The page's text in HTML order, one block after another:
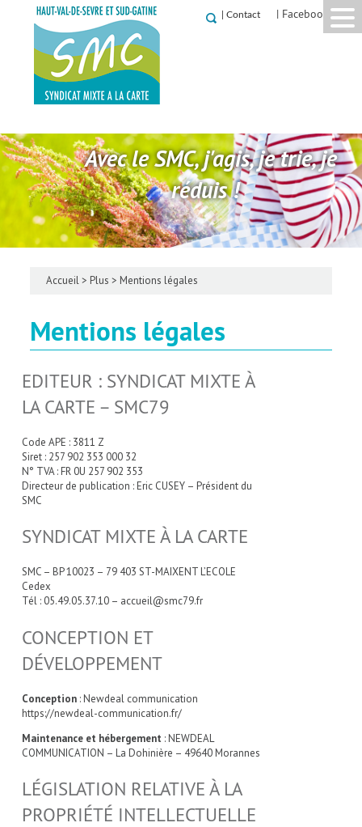
Contact | Facebook
Avec le SMC, j'agis, je trie, je
réduis !
Accueil> Plus > Mentions légales
Mentions légales
EDITEUR : SYNDICAT MIXTE À
LA CARTE – SMC79
Code APE : 3811 Z
Siret : 257 902 353 000 32
N° TVA : FR 0U 257 902 353
Directeur de publication : Eric CUSEY – Président du
SMC
SYNDICAT MIXTE À LA CARTE
SMC – BP 10023 – 79 403 ST-MAIXENT L’ECOLE
Cedex
Tél : 05.49.05.37.10 – accueil@smc79.fr
CONCEPTION ET
DÉVELOPPEMENT
Conception: Newdeal communication
https://newdeal-communication.fr/
Maintenance et hébergement : NEWDEAL
COMMUNICATION – La Dohinière – 49640 Morannes
LÉGISLATION RELATIVE À LA
PROPRIÉTÉ INTELLECTUELLE